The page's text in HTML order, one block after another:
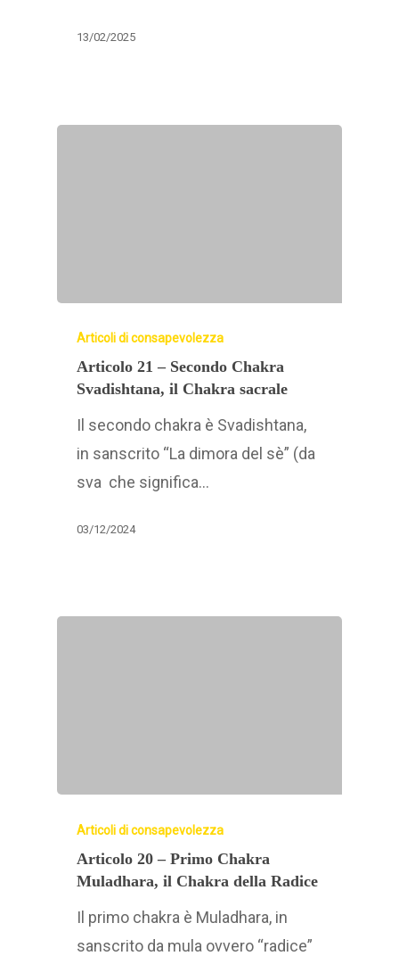
13/02/2025
Articoli di consapevolezza
Articolo 21 – Secondo Chakra
Svadishtana, il Chakra sacrale
Il secondo chakra è Svadishtana,
in sanscrito “La dimora del sè” (da
sva che significa…
03/12/2024
Articoli di consapevolezza
Articolo 20 – Primo Chakra
Muladhara, il Chakra della Radice
Il primo chakra è Muladhara, in
sanscrito da mula ovvero “radice”